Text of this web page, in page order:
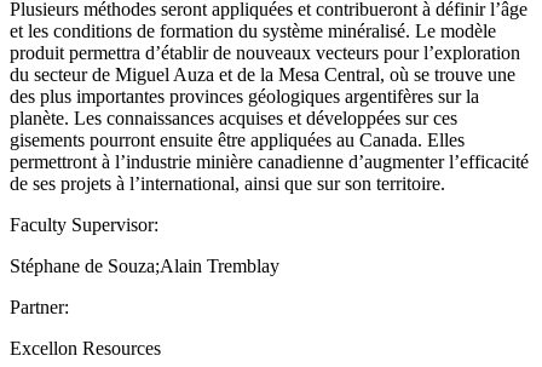
Plusieurs méthodes seront appliquées et contribueront à définir l’âge
et les conditions de formation du système minéralisé. Le modèle
produit permettra d’établir de nouveaux vecteurs pour l’exploration
du secteur de Miguel Auza et de la Mesa Central, où se trouve une
des plus importantes provinces géologiques argentifères sur la
planète. Les connaissances acquises et développées sur ces
gisements pourront ensuite être appliquées au Canada. Elles
permettront à l’industrie minière canadienne d’augmenter l’efficacité
de ses projets à l’international, ainsi que sur son territoire.
Faculty Supervisor:
Stéphane de Souza;Alain Tremblay
Partner:
Excellon Resources